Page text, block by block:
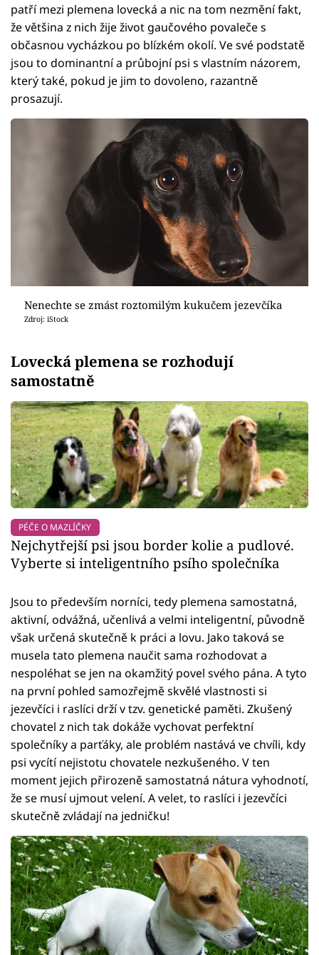
patří mezi plemena lovecká a nic na tom nezmění fakt,
že většina z nich žije život gaučového povaleče s
občasnou vycházkou po blízkém okolí. Ve své podstatě
jsou to dominantní a průbojní psi s vlastním názorem,
který také, pokud je jim to dovoleno, razantně
prosazují.
Nenechte se zmást roztomilým kukučem jezevčíka
Zdroj: iStock
Lovecká plemena se rozhodují
samostatně
PÉČE O MAZLÍČKY
Nejchytřejší psi jsou border kolie a pudlové.
Vyberte si inteligentního psího společníka
Jsou to především norníci, tedy plemena samostatná,
aktivní, odvážná, učenlivá a velmi inteligentní, původně
však určená skutečně k práci a lovu. Jako taková se
musela tato plemena naučit sama rozhodovat a
nespoléhat se jen na okamžitý povel svého pána. A tyto
na první pohled samozřejmě skvělé vlastnosti si
jezevčíci i raslíci drží v tzv. genetické paměti. Zkušený
chovatel z nich tak dokáže vychovat perfektní
společníky a parťáky, ale problém nastává ve chvíli, kdy
psi vycítí nejistotu chovatele nezkušeného. V ten
moment jejich přirozeně samostatná nátura vyhodnotí,
že se musí ujmout velení. A velet, to raslíci i jezevčíci
skutečně zvládají na jedničku!